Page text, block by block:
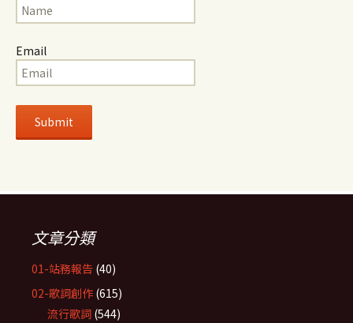
Email
文章分類
01-站務報告 (40)
02-歌詞創作 (615)
流行歌詞 (544)